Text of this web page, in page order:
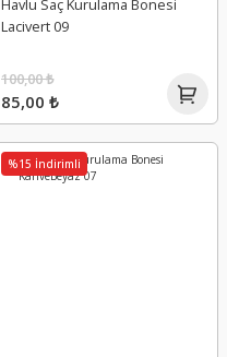
Havlu Saç Kurulama Bonesi
Lacivert 09
85,00 ₺
100,00 ₺
%15 İndirimli